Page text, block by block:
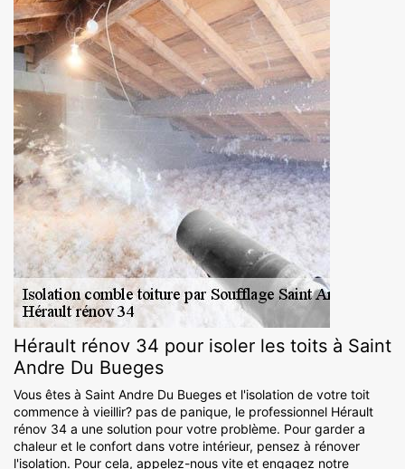
Hérault rénov 34 pour isoler les toits à Saint
Andre Du Bueges
Vous êtes à Saint Andre Du Bueges et l'isolation de votre toit
commence à vieillir? pas de panique, le professionnel Hérault
rénov 34 a une solution pour votre problème. Pour garder a
chaleur et le confort dans votre intérieur, pensez à rénover
l'isolation. Pour cela, appelez-nous vite et engagez notre